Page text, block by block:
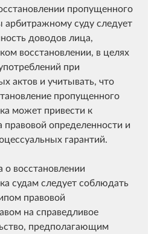
пропущенного
суду следует
доводов лица,
восстановлении, в целях
при
актов и учитывать, что
пропущенного
может привести к
определенности и
гарантий.
восстановлении
судам следует соблюдать
правовой
на справедливое
предполагающим